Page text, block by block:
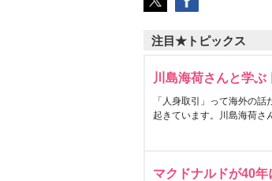
注目★トピックス
川島海荷さんと学ぶ
「人身取引」って海外の
起きています。川島海荷さ
マクドナルドが40年